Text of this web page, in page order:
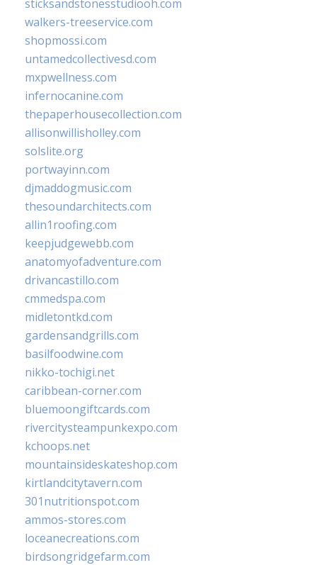
sticksandstonesstudiooh.com
walkers-treeservice.com
shopmossi.com
untamedcollectivesd.com
mxpwellness.com
infernocanine.com
thepaperhousecollection.com
allisonwillisholley.com
solslite.org
portwayinn.com
djmaddogmusic.com
thesoundarchitects.com
allin1roofing.com
keepjudgewebb.com
anatomyofadventure.com
drivancastillo.com
cmmedspa.com
midletontkd.com
gardensandgrills.com
basilfoodwine.com
nikko-tochigi.net
caribbean-corner.com
bluemoongiftcards.com
rivercitysteampunkexpo.com
kchoops.net
mountainsideskateshop.com
kirtlandcitytavern.com
301nutritionspot.com
ammos-stores.com
loceanecreations.com
birdsongridgefarm.com